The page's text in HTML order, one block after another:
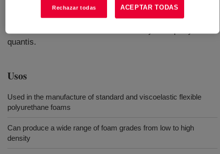
industry. *LCA specific to RENUVA™ model and process
as implemented at Semoy, France. LCA is frame by ISO
quantis.
Usos
Used in the manufacture of standard and viscoelastic flexible
polyurethane foams
Can produce a wide range of foam grades from low to high
density
Rechazar todas ACEPTAR TODAS